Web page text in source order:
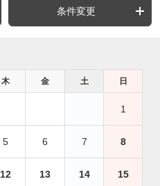
条件変更
木 金 土 日
1
5 6 7 8
12 13 14 15